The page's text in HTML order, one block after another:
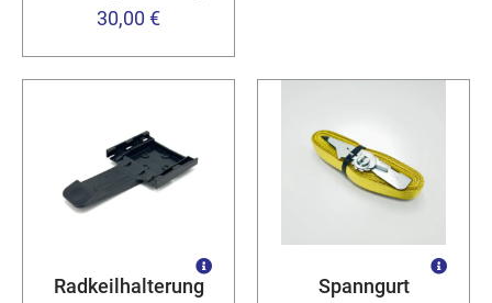
30,00 €
Radkeilhalterung
Spanngurt